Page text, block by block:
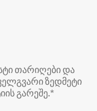
თარიღები და
ზედმეტი
გარეშე.*